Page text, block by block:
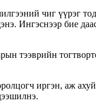
чиг үүрэг
Ингэснээр бие
тээврийн
иргэн, аж